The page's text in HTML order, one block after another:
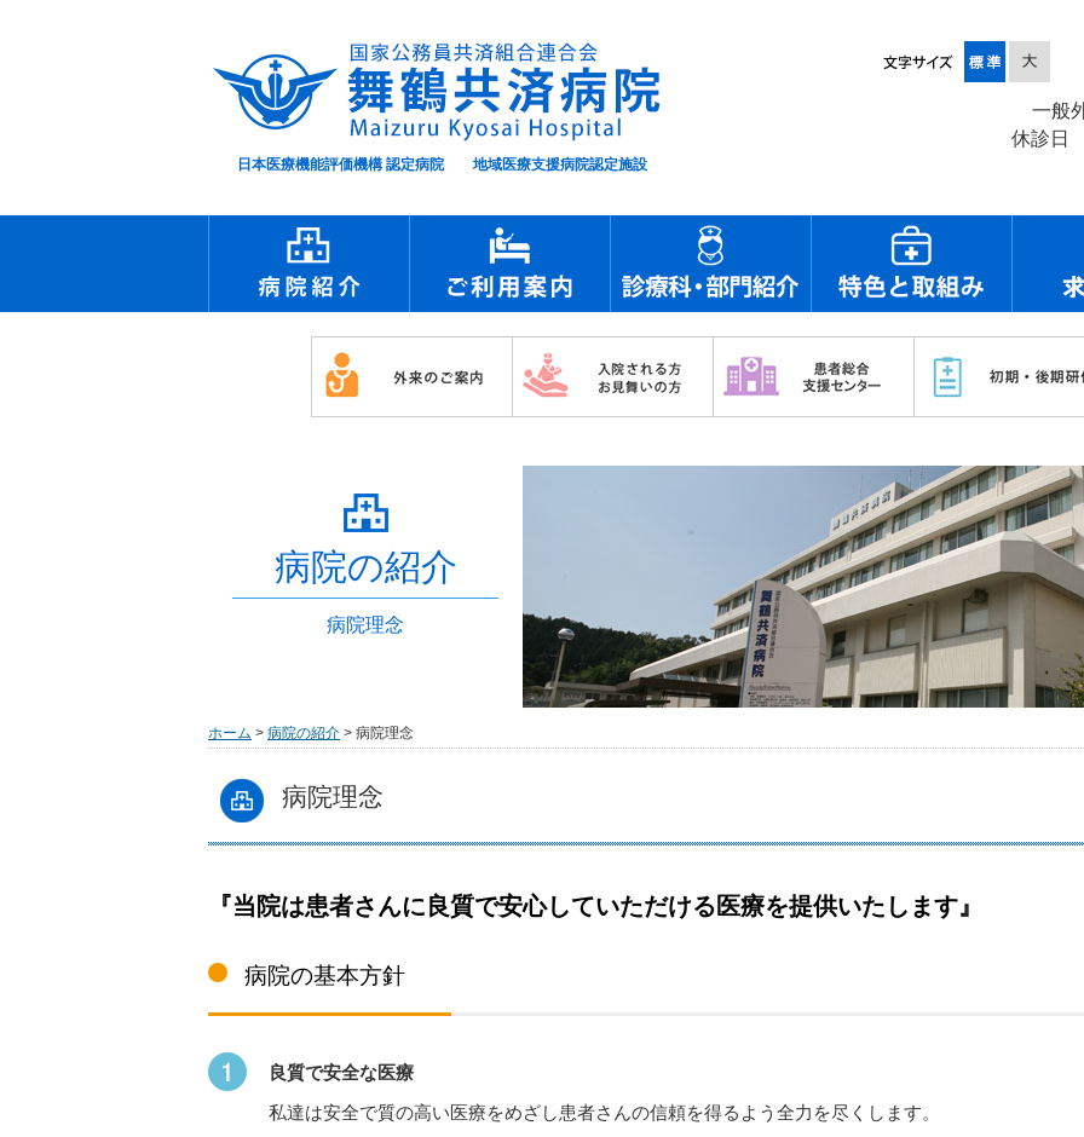
日本医療機能評価機構 認定病院 地域医療支援病院認定施設
一般
休診日
病院の紹介
病院理念
ホーム > 病院の紹介 > 病院理念
病院理念
『当院は患者さんに良質で安心していただける医療を提供いたします』
病院の基本方針
良質で安全な医療
私達は安全で質の高い医療をめざし患者さんの信頼を得るよう全力を尽くします。